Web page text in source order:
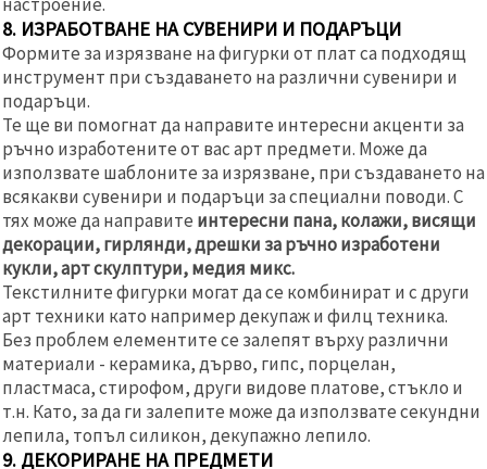
8. ИЗРАБОТВАНЕ НА СУВЕНИРИ И ПОДАРЪЦИ
Формите за изрязване на фигурки от плат са подходящ
инструмент при създаването на различни сувенири и
подаръци.
Те ще ви помогнат да направите интересни акценти за
ръчно изработените от вас арт предмети. Може да
използвате шаблоните за изрязване, при създаването на
всякакви сувенири и подаръци за специални поводи. С
тях може да направите интересни пана, колажи, висящи
декорации, гирлянди, дрешки за ръчно изработени
кукли, арт скулптури, медия микс.
Текстилните фигурки могат да се комбинират и с други
арт техники като например декупаж и филц техника.
Без проблем елементите се залепят върху различни
материали - керамика, дърво, гипс, порцелан,
пластмаса, стирофом, други видове платове, стъкло и
т.н. Като, за да ги залепите може да използвате секундни
лепила, топъл силикон, декупажно лепило.
9. ДЕКОРИРАНЕ НА ПРЕДМЕТИ